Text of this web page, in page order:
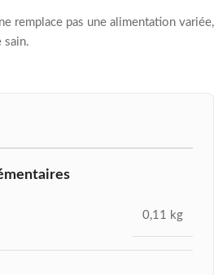
remplace pas une alimentation variée,
sain.
0,11 kg